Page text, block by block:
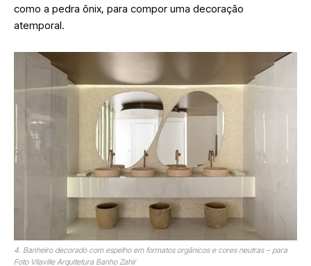
como a pedra ônix, para compor uma decoração
atemporal.
4. Banheiro decorado com espelho em formatos orgânicos e cores neutras – para
Foto Vilaville Arquitetura Banho Zahir